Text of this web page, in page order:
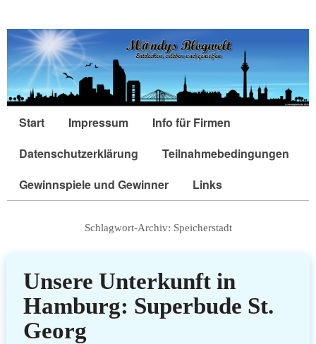
Start Impressum
Info für Firmen
Datenschutzerklärung
Teilnahmebedingungen
Gewinnspiele und Gewinner
Links
Schlagwort-Archiv: Speicherstadt
Unsere Unterkunft in
Hamburg: Superbude St.
Georg